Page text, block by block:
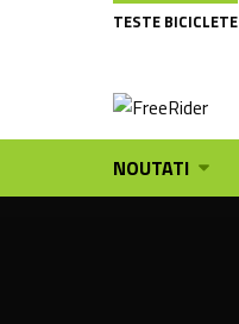
TESTE BICICLETE
NOUTATI